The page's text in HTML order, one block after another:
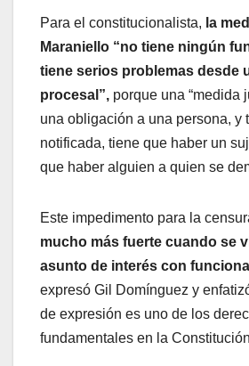
Para el constitucionalista, la
Maraniello “no tiene ningún
tiene serios problemas desde
procesal”, porque una “medida
una obligación a una persona, y
notificada, tiene que haber un
que haber alguien a quien se
Este impedimento para la
mucho más fuerte cuando se
asunto de interés con
expresó Gil Domínguez y
de expresión es uno de los
fundamentales en la